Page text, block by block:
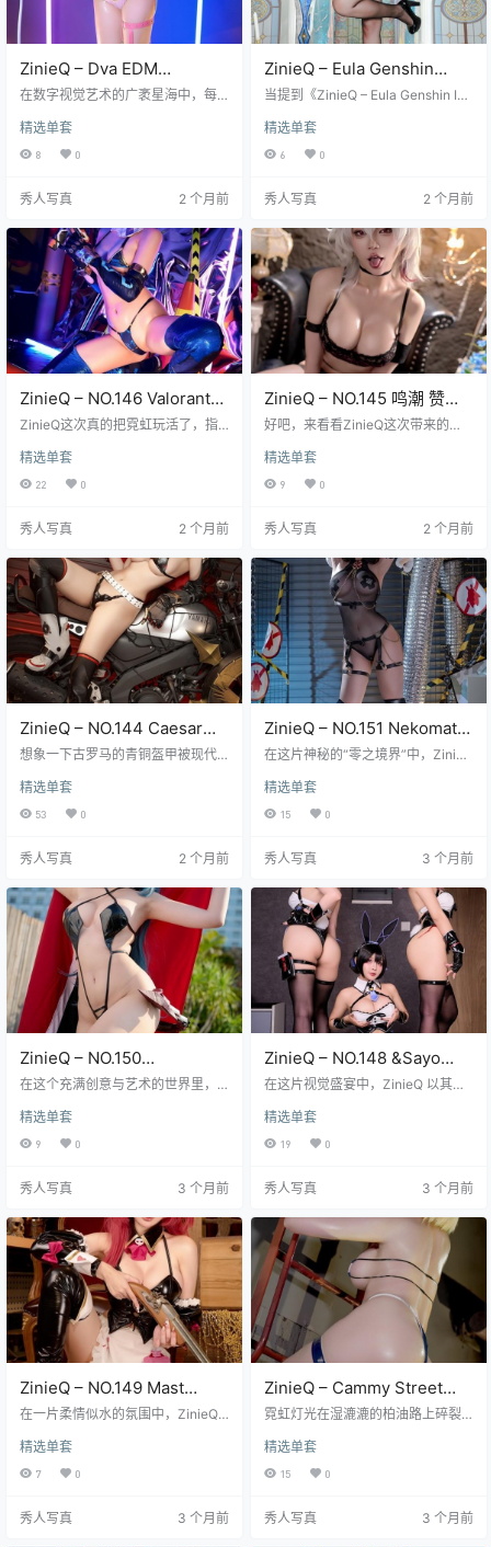
ZinieQ – Dva EDM
(Overwatch 2)[43P-8V-
在数字视觉艺术的广袤星海中，每
柔僭越，而《ZinieQ – Dva EDM (O
verwatch 2)[43P-8V-336.2M]》
仅是一次简单的Cosplay摄影记录，
美学完美融合的深度对话。当你点
击加载那些高清晰度的图片时，Zini
eQ所塑造的D.Va形象仿佛从屏幕深
处破壁…
精选单套
8 0
秀人写真 2 个月前
ZinieQ – Eula Genshin
Impact [42P+16V／1.02GB]
当提到《ZinieQ – Eula Genshin Im
真合集时，很多资深玩家或者Cospl
ay爱好者可能脑海中会瞬间浮现出
《原神》里本身就带着一种独特的
Q的演绎更是将这种反差感发挥到了
极致，不仅仅是简单的服装还原，
更是在光影交错间捕捉到了角色灵
魂深处的那…
精选单套
6 0
秀人写真 2 个月前
ZinieQ – NO.146 Valorant
Neon [41P2V 616M]
ZinieQ这次真的把霓虹玩活了，指
一秒就要来个急停爆头，那件标志
性的荧光蓝紧身衣在影棚的强光下
残影，摄影师镜头里捕捉到的某个
起的虚拟火花特效，这组写真的动
态感强得离谱。四十一张高画质照
片完整记录了她从静立到全力冲刺
的每一个张力十足的过渡帧，连肌
肉线条的细微变化都清晰可见，两
段视…
精选单套
22 0
秀人写真 2 个月前
ZinieQ – NO.145 鸣潮 赞妮
[49P10V 2.68G]
好吧，来看看ZinieQ这次带来的
上10段精心拍摄的视频，整整2.68
个G的内容，分量十足诚意满满，你
动作捕捉和细腻的表情特写，每一
来自《鸣潮》世界的灵动少女真的
走到了你面前。ZinieQ对赞妮这个
角色的拿捏太精准了，从标志性的
发型到极具辨识度的服饰细节，尤
其是那身融合了现代潮…
精选单套
9 0
秀人写真 2 个月前
ZinieQ – NO.144 Caesar
King [42P5V 834M]
想象一下古罗马的青铜盔甲被现代
新写真企划《Caesar King》里做了
件疯狂的事——她把凯撒大帝从历
形象出现的coser，突然披上了仿古
上跳跃，背景却是全息投影的元老
院废墟，那种时空对撞的违和感反
而成了致命吸引力。摄影师故意让
一束侧光穿透人造烟雾，在她握着
的道具权杖上折射…
精选单套
53 0
秀人写真 2 个月前
ZinieQ – NO.151 Nekomata
Zenless Zone Zero
在这片神秘的“零之境界”中，ZinieQ
“猫妖与无意识”的绝妙结合。《Nek
omata Zenless Zone Zero》这一主
一个表情、每一个动作，都在诉说
这44页的写真图集中，ZinieQ 的表
现堪称惊艳。她时而化身为温柔的
猫耳少女，眼神中透露出一丝灵动
与俏皮；时而又沉…
精选单套
15 0
秀人写真 3 个月前
ZinieQ – NO.150
Regensburg Azur Lane
在这个充满创意与艺术的世界里，Zi
《NO.150 Regensburg Azur Lan
e》。这不仅仅是一组普通的写真图
集，而是一场精心策划的视觉之
的次元世界。 每一帧都像是精心绘
Azur Lane 的独特气质。这位 Cose
r 以她精湛的技巧和对角色的深刻理
解，将 Azur Lane 的优…
精选单套
9 0
秀人写真 3 个月前
ZinieQ – NO.148 &Sayo
Momo&Pyon&ZinieQ 外卖
在这片视觉盛宴中，ZinieQ 以其独
她，搭配 Sayo Momo、Pyon 三位
模特，共同演绎了一场令人难忘的
“外卖兔女郎”主题写真。这张图集不
精心设计的场景和服装，将“外卖兔
一张照片开始，ZinieQ 的眼神仿佛
能穿透画面，带给你一种无法抗拒
的诱惑。Sayo Momo 的笑容则像阳
光般温暖，瞬…
精选单套
19 0
秀人写真 3 个月前
ZinieQ – NO.149 Mast
Romantic Maid [48P5V
在一片柔情似水的氛围中，ZinieQ
的瞬间——《Mast Romantic Mai
d》。这张48页的写真图集，以细腻
的笔触勾勒出一个既甜美又充满诱
一个充满浪漫与幻想的异世界。 每
精选单套
7 0
秀人写真 3 个月前
ZinieQ – Cammy Street
Fighter 6 [57P+13V／
霓虹灯光在湿漉漉的柏油路上碎裂
my就在这片人造星海中重生。她绷
紧的小腿肌肉线条在雨幕中若隐若
现，那身标志性的深蓝色紧身衣包
随着旋风腿的残影在街巷间跳跃。
精选单套
15 0
秀人写真 3 个月前